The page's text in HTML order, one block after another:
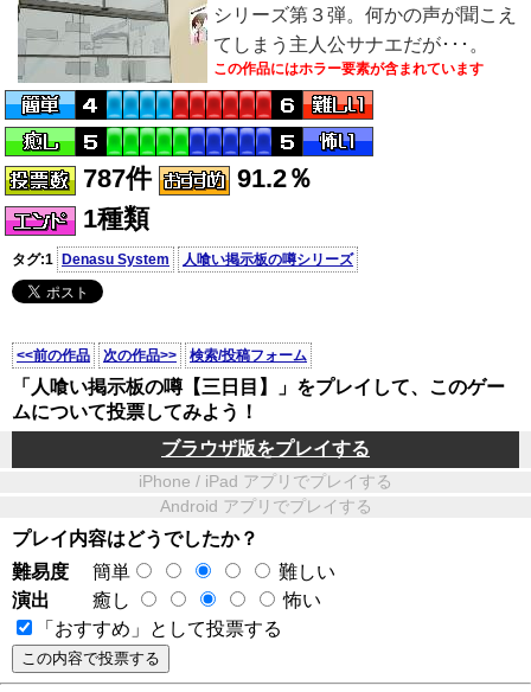
シリーズ第３弾。何かの声が聞こえ
てしまう主人公サナエだが･･･。
この作品にはホラー要素が含まれています
787件
91.2％
1種類
タグ:1 Denasu System 人喰い掲示板の噂シリーズ
<<前の作品 次の作品>> 検索/投稿フォーム
「人喰い掲示板の噂【三日目】」をプレイして、このゲー
ムについて投票してみよう！
ブラウザ版をプレイする
iPhone / iPad アプリでプレイする
Android アプリでプレイする
プレイ内容はどうでしたか？
難易度
簡単
難しい
演出
癒し
怖い
「おすすめ」として投票する